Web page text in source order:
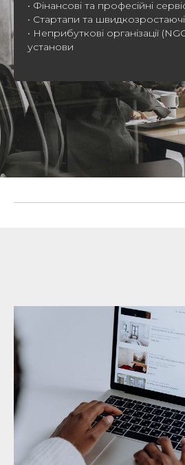
• Фінансові та професійні
• Стартапи та
• Неприбуткові організації
установи